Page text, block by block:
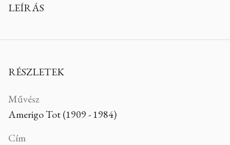
LEÍRÁS
RÉSZLETEK
Művész
Amerigo Tot (1909 - 1984)
Cím